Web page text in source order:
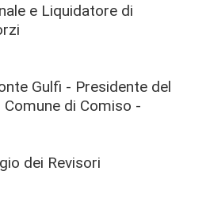
e Liquidatore di
Gulfi - Presidente del
di Comiso -
dei Revisori